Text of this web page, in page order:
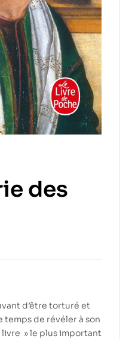
des
d’être torturé et
temps de révéler à son
» le plus important